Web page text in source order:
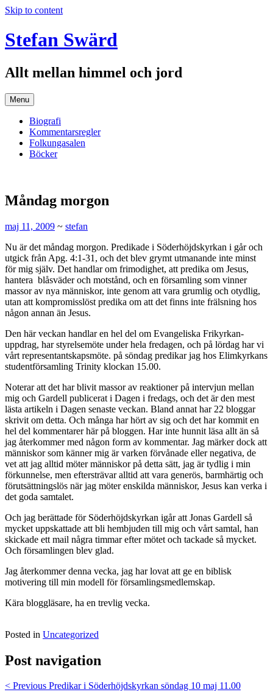
Skip to content
Stefan Swärd
Allt mellan himmel och jord
Menu
Biografi
Kommentarsregler
Folkungasalen
Böcker
Måndag morgon
maj 11, 2009 ~ stefan
Nu är det måndag morgon. Predikade i Söderhöjdskyrkan i går och
utgick från Apg. 4:1-31, och det blev grymt utmanande inte minst
för mig själv. Det handlar om frimodighet, att predika om Jesus,
hantera blåsväder och motstånd, och en församling som vinner
massor av nya människor, inte genom att vara grumlig och otydlig,
utan att kompromisslöst predika om att det finns inte frälsning hos
någon annan än Jesus.
Den här veckan handlar en hel del om Evangeliska Frikyrkan-
uppdrag, har styrelsemöte under hela fredagen, och på lördag har vi
vårt representantskapsmöte. på söndag predikar jag hos Elimkyrkans
studentförsamling Trinity klockan 15.00.
Noterar att det har blivit massor av reaktioner på intervjun mellan
mig och Gardell publicerat i Dagen i fredags, och det är den mest
lästa artikeln i Dagen senaste veckan. Bland annat har 22 bloggar
skrivit om detta. Och många har hört av sig och det har kommit en
hel del kommentarer här på bloggen. Har inte hunnit läsa allt än så
jag återkommer med någon form av kommentar. Jag märker dock att
människor som känner mig är varken förvånade eller negativa, de
vet att jag alltid möter människor på detta sätt, jag är tydlig i min
förkunnelse, men eftersträvar alltid att vara generös, barmhärtig och
förutsättningslös när jag möter enskilda människor, Jesus kan verka i
det goda samtalet.
Och jag berättade för Söderhöjdskyrkan igår att Jonas Gardell så
mycket uppskattade att bli hembjuden till mig och vårt samtal, han
skickade ett mail några timmar efter mötet och tackade så mycket.
Och församlingen blev glad.
Jag återkommer denna vecka, jag har lovat att ge en biblisk
motivering till min modell för församlingsmedlemskap.
Kära bloggläsare, ha en trevlig vecka.
Posted in Uncategorized
Post navigation
< Previous Predikar i Söderhöjdskyrkan söndag 10 maj 11.00